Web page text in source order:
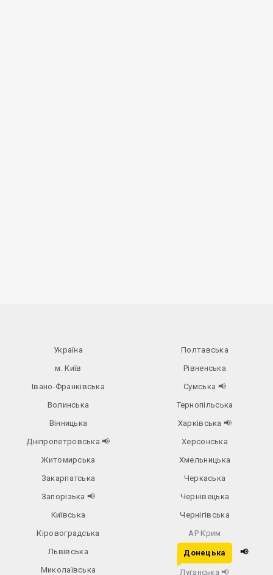
Україна
м. Київ
Івано-Франківська
Волинська
Вінницька
Дніпропетровська📢
Житомирська
Закарпатська
Запорізька 📢
Київська
Кіровоградська
Львівська
Миколаївська
Полтавська
Рівненська
Сумська 📢
Тернопільська
Харківська 📢
Херсонська
Хмельницька
Черкаська
Чернівецька
Чернігівська
АР Крим
Донецька 📢
Луганська 📢